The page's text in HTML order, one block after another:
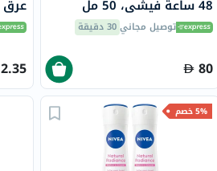
48 ساعة فيشي، 50 مل
توصيل مجاني30 دقيقة
80
عرق
5% خصم